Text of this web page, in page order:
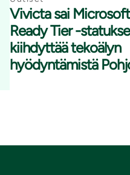
Vivicta sai
Ready Tier -
kiihdyttää tekoälyn
hyödyntämistä